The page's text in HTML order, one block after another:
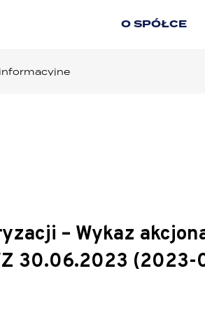
O SPÓŁCE
– Wykaz
30.06.2023 (2023-